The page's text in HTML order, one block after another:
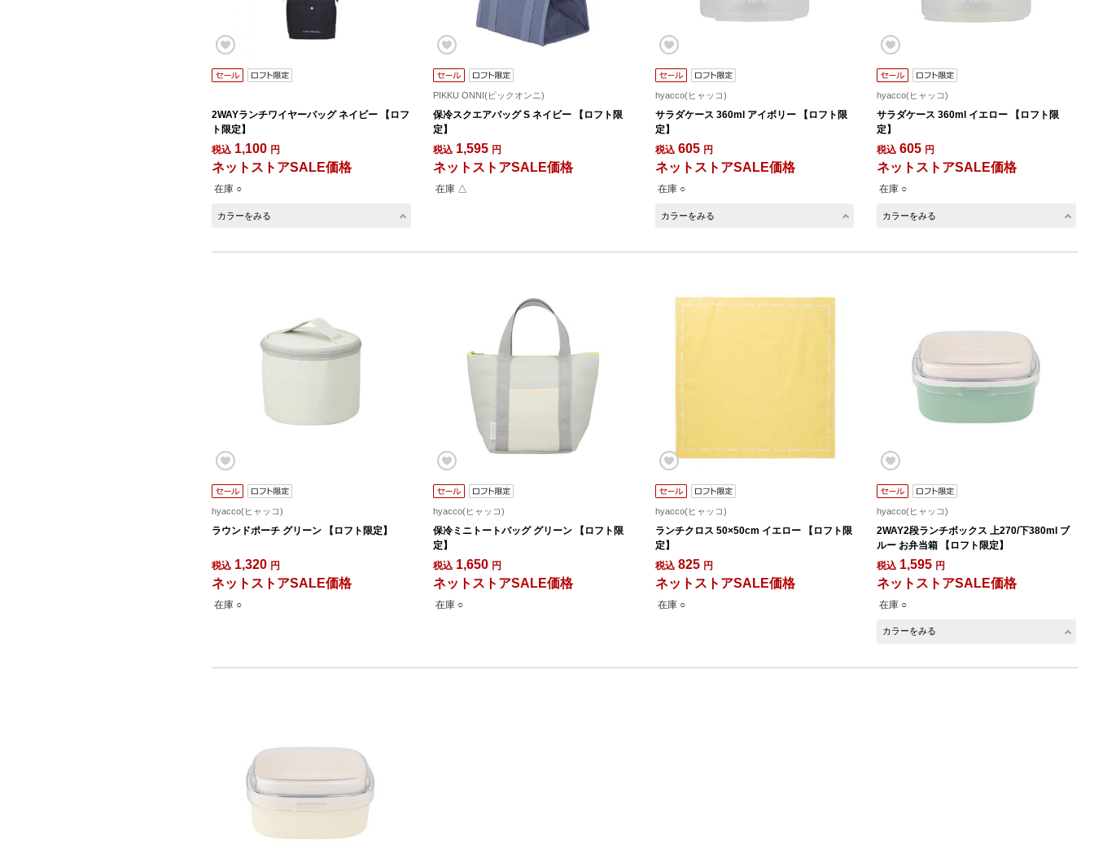
2WAYランチワイヤーバッグ ネイビー 【ロフ
ト限定】
税込 1,100 円
ネットストアSALE価格
在庫 ○
カラーをみる
PIKKU ONNI(ピックオンニ)
保冷スクエアバッグ S ネイビー 【ロフト限
定】
税込 1,595 円
ネットストアSALE価格
在庫 △
hyacco(ヒャッコ)
サラダケース 360ml アイボリー 【ロフト限
定】
税込 605 円
ネットストアSALE価格
在庫 ○
カラーをみる
hyacco(ヒャッコ)
サラダケース 360ml イエロー 【ロフト限
定】
税込 605 円
ネットストアSALE価格
在庫 ○
カラーをみる
hyacco(ヒャッコ)
ラウンドポーチ グリーン 【ロフト限定】
税込 1,320 円
ネットストアSALE価格
在庫 ○
hyacco(ヒャッコ)
保冷ミニトートバッグ グリーン 【ロフト限
定】
税込 1,650 円
ネットストアSALE価格
在庫 ○
hyacco(ヒャッコ)
ランチクロス 50×50cm イエロー 【ロフト限
定】
税込 825 円
ネットストアSALE価格
在庫 ○
hyacco(ヒャッコ)
2WAY2段ランチボックス 上270/下380ml ブ
ルー お弁当箱 【ロフト限定】
税込 1,595 円
ネットストアSALE価格
在庫 ○
カラーをみる